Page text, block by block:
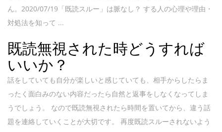
ん。2020/07/19「既読スルー」は脈なし？ する人の心理や理由・
対処法を知って ...
既読無視された時どうすれば
いいか？
話をしていても自分が楽しいと感じていても、相手からしたらま
ったく面白みのない内容だったら自然と返事をしなくなってしま
うでしょう。 なので既読無視されたら時間を置いてから、違う話
題を連絡していくことが大切です。 再度既読スルーされないよう